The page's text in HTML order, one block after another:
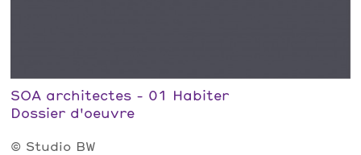
SOA architectes - 01 Habiter
Dossier d'oeuvre
© Studio BW